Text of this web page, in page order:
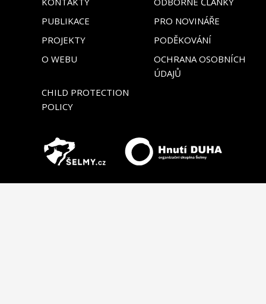
PUBLIKACE
PRO NOVINÁŘE
PROJEKTY
PODĚKOVÁNÍ
O WEBU
OCHRANA OSOBNÍCH
ÚDAJŮ
CHILD PROTECTION
POLICY